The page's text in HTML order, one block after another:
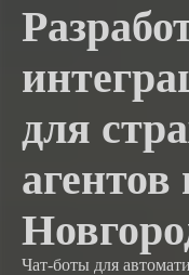
для
Чат-боты для